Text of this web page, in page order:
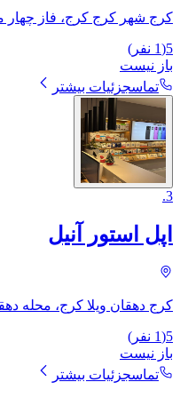
کرج شهر کرج کرج، فاز چهار
5
(
1 نفر)
باز نیست
تماسجزئیات بیشتر
3
.
اپل استور آنیل
کرج دهقان ویلا کرج، محله
5
(
1 نفر)
باز نیست
تماسجزئیات بیشتر